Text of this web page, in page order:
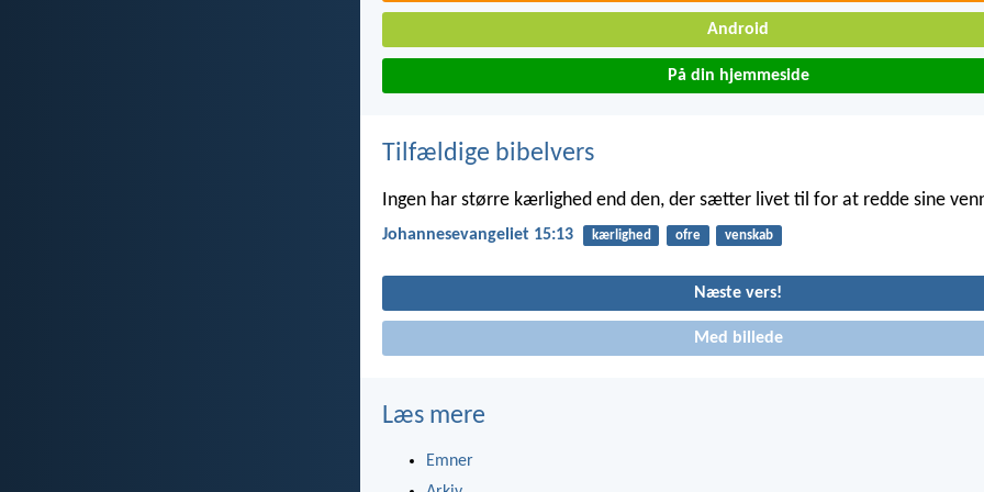
Android
På din hjemmeside
Tilfældige bibelvers
Ingen har større kærlighed end den, der sætter livet til for at redde sine
Johannesevangeliet 15:13 kærlighed ofre venskab
Næste vers!
Med billede
Læs mere
Emner